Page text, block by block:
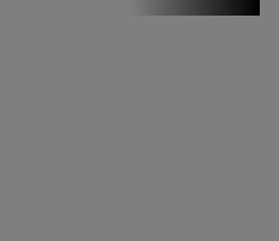
Stirile PRO TV